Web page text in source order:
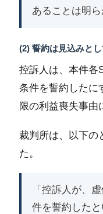
あることは明ら
(2) 誓約は見込みと
控訴人は、本件各
条件を誓約したに
限の利益喪失事由
裁判所は、以下の
た。
「控訴人が、
件を誓約した